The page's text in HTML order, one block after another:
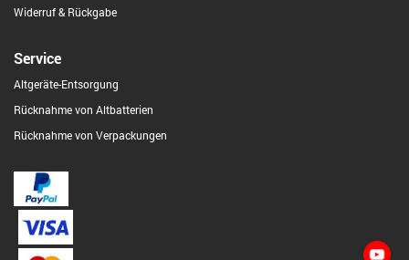
Widerruf & Rückgabe
Service
Altgeräte-Entsorgung
Rücknahme von Altbatterien
Rücknahme von Verpackungen